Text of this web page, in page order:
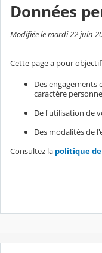
Données
Modifiée le mardi 22 juin
Cette page a pour
Des engagements
caractère
De l'utilisation de
Des modalités de
Consultez la politique